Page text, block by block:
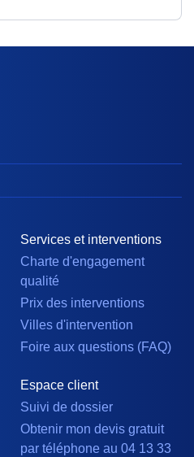
Services et interventions
Charte d'engagement
qualité
Prix des interventions
Villes d'intervention
Foire aux questions (FAQ)
Espace client
Suivi de dossier
Obtenir mon devis gratuit
par téléphone au 04 13 33